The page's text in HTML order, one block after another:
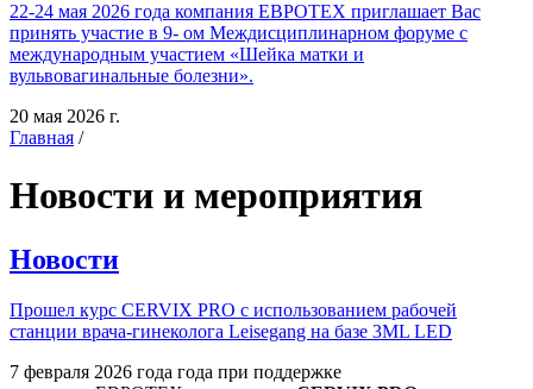
22-24 мая 2026 года компания ЕВРОТЕХ приглашает Вас
принять участие в 9- ом Междисциплинарном форуме с
международным участием «Шейка матки и
вульвовагинальные болезни».
20 мая 2026 г.
Главная /
Новости и мероприятия
Новости
Прошел курс CERVIX PRO с использованием рабочей
станции врача-гинеколога Leisegang на базе 3ML LED
7 февраля 2026 года года при поддержке